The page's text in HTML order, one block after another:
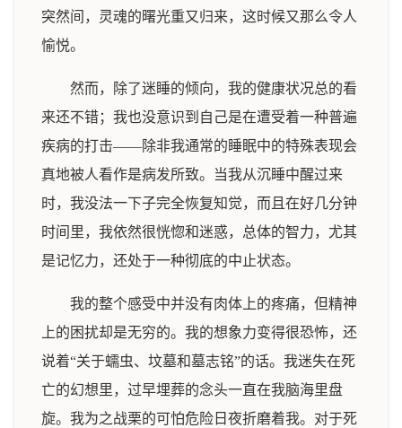
突然间，灵魂的曙光重又归来，这时候又那么令人
愉悦。
然而，除了迷睡的倾向，我的健康状况总的看
来还不错；我也没意识到自己是在遭受着一种普遍
疾病的打击——除非我通常的睡眠中的特殊表现会
真地被人看作是病发所致。当我从沉睡中醒过来
时，我没法一下子完全恢复知觉，而且在好几分钟
时间里，我依然很恍惚和迷惑，总体的智力，尤其
是记忆力，还处于一种彻底的中止状态。
我的整个感受中并没有肉体上的疼痛，但精神
上的困扰却是无穷的。我的想象力变得很恐怖，还
说着“关于蠕虫、坟墓和墓志铭”的话。我迷失在死
亡的幻想里，过早埋葬的念头一直在我脑海里盘
旋。我为之战栗的可怕危险日夜折磨着我。对于死